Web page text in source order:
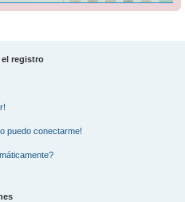
el registro
puedo conectarme!